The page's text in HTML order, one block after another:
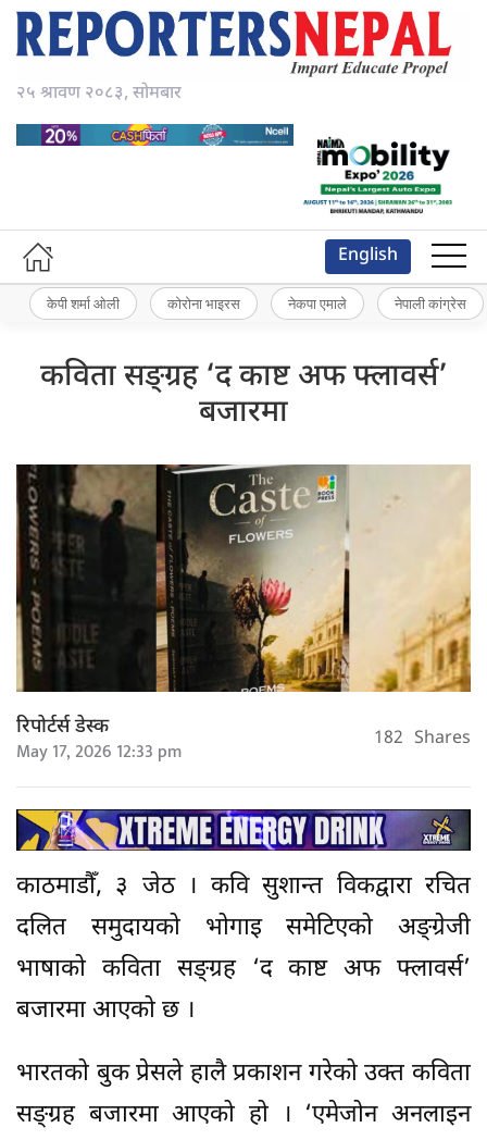
२५ श्रावण २०८३, सोमबार
English
केपी शर्मा ओली कोरोना भाइरस नेकपा एमाले नेपाली कांग्रेस
कविता सङ्ग्रह ‘द काष्ट अफ फ्लावर्स’
बजारमा
रिपोर्टर्स डेस्क
May 17, 2026 12:33 pm 182 Shares
काठमाडौँ, ३ जेठ । कवि सुशान्त विकद्वारा रचित
दलित समुदायको भोगाइ समेटिएको अङ्ग्रेजी
भाषाको कविता सङ्ग्रह ‘द काष्ट अफ फ्लावर्स’
बजारमा आएको छ ।
भारतको बुक प्रेसले हालै प्रकाशन गरेको उक्त कविता
सङ्ग्रह बजारमा आएको हो । ‘एमेजोन अनलाइन